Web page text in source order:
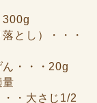
300g
とし）・・・
ん・・・20g
量
・大さじ1/2